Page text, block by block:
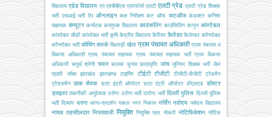
विद्यालय एडेड विद्यालय एप एमबीबीएस एयरफोर्स एलटी एलटी ग्रेड एलटी ग्रेड शिक्षक
भर्ती एसआई भर्ती ऐप ऑनलाइन कक्ष निरीक्षण कट ऑफ कटऑफ कंडक्टर कनिष्ठ
सहायक कंप्यूटर कर्नाटक कस्तूरबा विद्यालय काउंसलिंग काउंसिलिंग कानून कांस्टेबल
कांस्टेबल जीडी कांस्टेबल भर्ती कृषि केंद्रीय विद्यालय कैरियर कैलेंडर कैलेण्डर कॉन्स्टेबल
कॉन्स्टेबल भर्ती कोचिंग क्लर्क खिलाड़ी खेल ग्राम पंचायत अधिकारी ग्राम पंचायत व
विकास अधिकारी ग्राम पंचायत सहायक ग्राम पंचायत सहायक भर्ती ग्राम विकास
अधिकारी चतुर्थ श्रेणी चयन चालक चुनाव छात्रवृत्ति जांच जूनियर शिक्षक भर्ती जेल
प्रहरी
जॉब्स झारखंड झारखण्ड टाइपिंग टीईटी टीजीटी टीजीटी-पीजीटी
ट्रेडमैन
ट्रेडसमैन डाक सेवक डाटा इंट्री ऑपरेटर डाटा एंट्री ऑपरेटर डीएलएड डॉक्टर
ड्राइवर तकनीकी अनुदेशक दरोगा दरोगा भर्ती दारोगा भर्ती दिल्ली पुलिस दिल्ली पुलिस
भर्ती दिव्यांग धरना धरना-प्रदर्शन नकल नगर निकाय नर्सिंग नवोदय नवोदय विद्यालय
नायब तहसीलदार नियमावली नियुक्ति नियुक्ति पत्र नोकरी नोटिफिकेशन नोटिस